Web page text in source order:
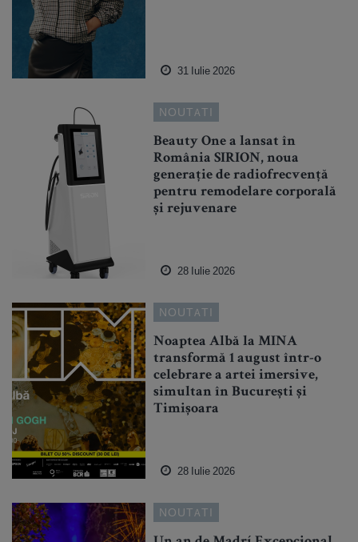
31 Iulie 2026
NOUTATI
Beauty One a lansat în
România SIRION, noua
generație de radiofrecvență
pentru remodelare corporală
și rejuvenare
28 Iulie 2026
NOUTATI
Noaptea Albă la MINA
transformă 1 august într-o
celebrare a artei imersive,
simultan în București și
Timișoara
28 Iulie 2026
NOUTATI